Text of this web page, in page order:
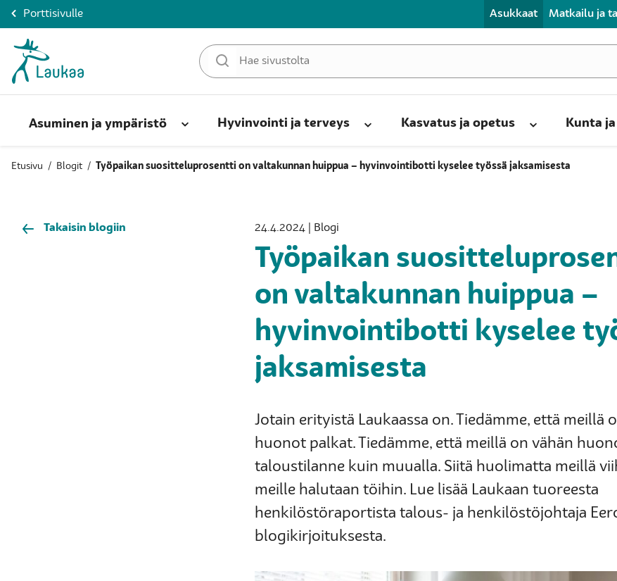
Porttisivulle Asukkaat Matkailu ja
Asuminen ja ympäristö Hyvinvointi ja terveys Kasvatus ja opetus Kunta
Etusivu / Blogit / Työpaikan suositteluprosentti on valtakunnan huippua – hyvinvointibotti kyselee työssä jaksamisesta
Takaisin blogiin 24.4.2024 | Blogi
Työpaikan
on valtakunnan huippua –
hyvinvointibotti kyselee
jaksamisesta
Jotain erityistä Laukaassa on. Tiedämme, että meillä
huonot palkat. Tiedämme, että meillä on vähän
taloustilanne kuin muualla. Siitä huolimatta meillä
meille halutaan töihin. Lue lisää Laukaan tuoreesta
henkilöstöraportista talous- ja henkilöstöjohtaja
blogikirjoituksesta.